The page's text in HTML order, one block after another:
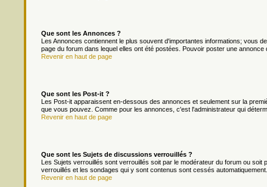
Que sont les Annonces ?
Les Annonces contiennent le plus souvent d'importantes informations; vous
page du forum dans lequel elles ont été postées. Pouvoir poster une
Revenir en haut de page
Que sont les Post-it ?
Les Post-it apparaissent en-dessous des annonces et seulement sur la
que vous pouvez. Comme pour les annonces, c'est l'administrateur qui
Revenir en haut de page
Que sont les Sujets de discussions verrouillés ?
Les Sujets verrouillés sont verrouillés soit par le modérateur du forum ou
verrouillés et les sondages qui y sont contenus sont cessés
Revenir en haut de page